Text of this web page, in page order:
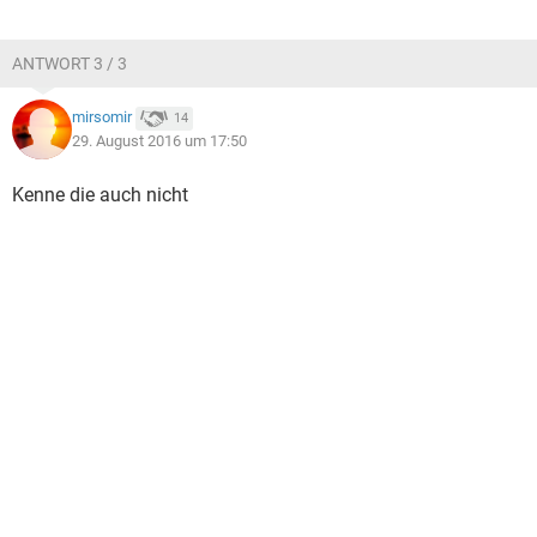
ANTWORT 3 / 3
mirsomir 14
29. August 2016 um 17:50
Kenne die auch nicht